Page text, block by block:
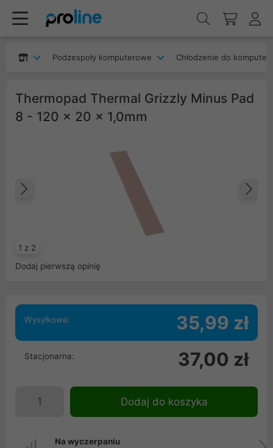
Podzespoły komputerowe Chłodzenie do
Thermopad Thermal Grizzly Minus Pad
8 - 120 x 20 x 1,0mm
1 z 2
Dodaj pierwszą opinię
Wysyłkowa: 35,99 zł
Stacjonarna: 37,00 zł
Dodaj do koszyka
Na wyczerpaniu